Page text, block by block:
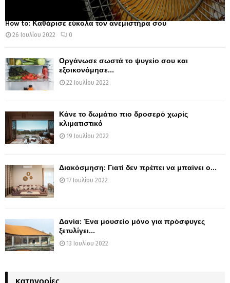
How to: Καθάρισε εύκολα τον ανεμιστήρα σου
26 Ιουλίου 2022 0
Οργάνωσε σωστά το ψυγείο σου και
εξοικονόμησε...
22 Ιουλίου 2022
Κάνε το δωμάτιο πιο δροσερό χωρίς
κλιματιστικό
19 Ιουλίου 2022
Διακόσμηση: Γιατί δεν πρέπει να μπαίνει ο...
17 Ιουλίου 2022
Δανία: Ένα μουσείο μόνο για πρόσφυγες
ξετυλίγει...
13 Ιουλίου 2022